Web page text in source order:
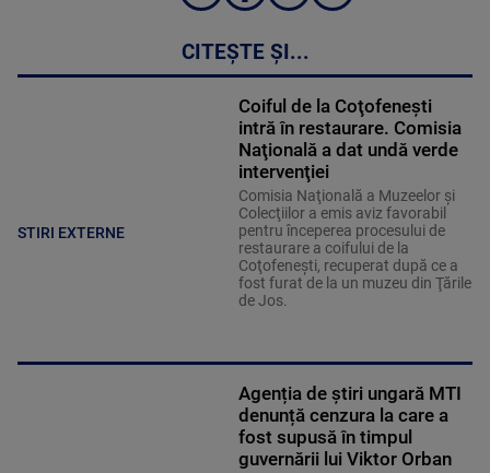
CITEȘTE ȘI...
STIRI EXTERNE
Coiful de la Coţofeneşti
intră în restaurare. Comisia
Naţională a dat undă verde
intervenţiei
Comisia Naţională a Muzeelor şi
Colecţiilor a emis aviz favorabil
pentru începerea procesului de
restaurare a coifului de la
Coţofeneşti, recuperat după ce a
fost furat de la un muzeu din Ţările
de Jos.
Agenția de știri ungară MTI
denunță cenzura la care a
fost supusă în timpul
guvernării lui Viktor Orban